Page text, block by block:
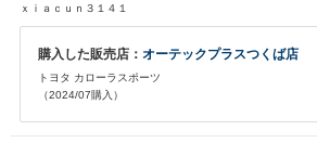
ｘｉａｃｕｎ３１４１
購入した販売店： オーテックプラスつくば店
トヨタ カローラスポーツ
（2024/07購入）